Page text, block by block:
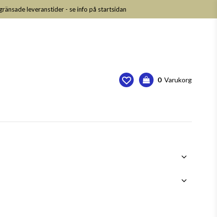
leveranstider - se info på startsidan
0 Varukorg